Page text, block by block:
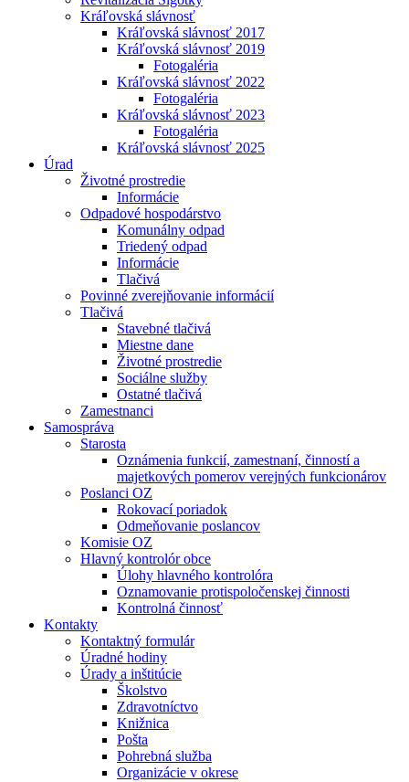
Kráľovská slávnosť
Kráľovská slávnosť 2017
Kráľovská slávnosť 2019
Fotogaléria
Kráľovská slávnosť 2022
Fotogaléria
Kráľovská slávnosť 2023
Fotogaléria
Kráľovská slávnosť 2025
Úrad
Životné prostredie
Informácie
Odpadové hospodárstvo
Komunálny odpad
Triedený odpad
Informácie
Tlačivá
Povinné zverejňovanie informácií
Tlačivá
Stavebné tlačivá
Miestne dane
Životné prostredie
Sociálne služby
Ostatné tlačivá
Zamestnanci
Samospráva
Starosta
Oznámenia funkcií, zamestnaní, činností a
majetkových pomerov verejných funkcionárov
Poslanci OZ
Rokovací poriadok
Odmeňovanie poslancov
Komisie OZ
Hlavný kontrolór obce
Úlohy hlavného kontrolóra
Oznamovanie protispoločenskej činnosti
Kontrolná činnosť
Kontakty
Kontaktný formulár
Úradné hodiny
Úrady a inštitúcie
Školstvo
Zdravotníctvo
Knižnica
Pošta
Pohrebná služba
Organizácie v okrese